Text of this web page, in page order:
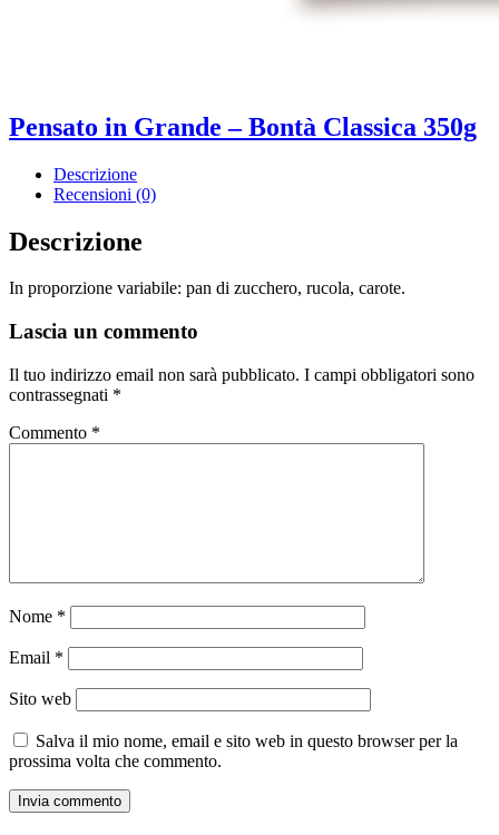
Pensato in Grande – Bontà Classica 350g
Descrizione
Recensioni (0)
Descrizione
In proporzione variabile: pan di zucchero, rucola, carote.
Lascia un commento
Il tuo indirizzo email non sarà pubblicato. I campi obbligatori sono
contrassegnati *
Commento *
Nome *
Email *
Sito web
Salva il mio nome, email e sito web in questo browser per la
prossima volta che commento.